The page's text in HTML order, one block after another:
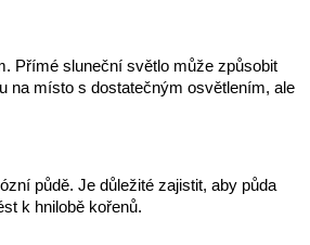
Přímé sluneční světlo může způsobit
na místo s dostatečným osvětlením, ale
půdě. Je důležité zajistit, aby půda
k hnilobě kořenů.